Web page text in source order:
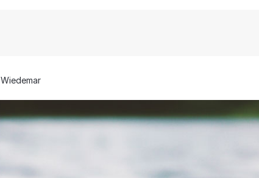
Wiedemar